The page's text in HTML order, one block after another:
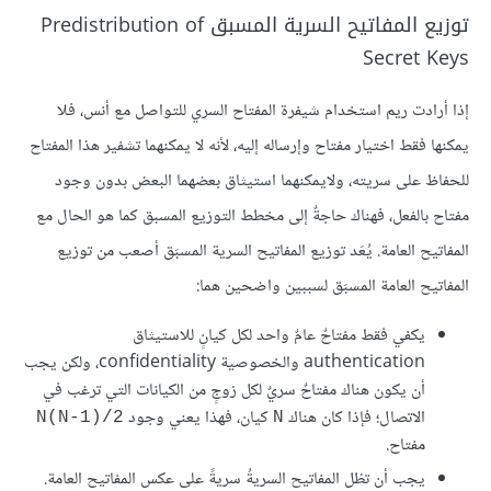
توزيع المفاتيح السرية المسبق Predistribution of
Secret Keys
إذا أرادت ريم استخدام شيفرة المفتاح السري للتواصل مع أنس، فلا
يمكنها فقط اختيار مفتاح وإرساله إليه، لأنه لا يمكنهما تشفير هذا المفتاح
للحفاظ على سريته، ولايمكنهما استيثاق بعضهما البعض بدون وجود
مفتاح بالفعل، فهناك حاجةٌ إلى مخطط التوزيع المسبق كما هو الحال مع
المفاتيح العامة. يُعَد توزيع المفاتيح السرية المسبَق أصعب من توزيع
المفاتيح العامة المسبَق لسببين واضحين هما:
يكفي فقط مفتاحٌ عامٌ واحد لكل كيانٍ للاستيثاق
authentication والخصوصية confidentiality، ولكن يجب
أن يكون هناك مفتاحٌ سريٌ لكل زوجٍ من الكيانات التي ترغب في
الاتصال؛ فإذا كان هناك N كيان، فهذا يعني وجود N(N-1)/2
مفتاح.
يجب أن تظل المفاتيح السريةُ سريةً على عكس المفاتيح العامة.